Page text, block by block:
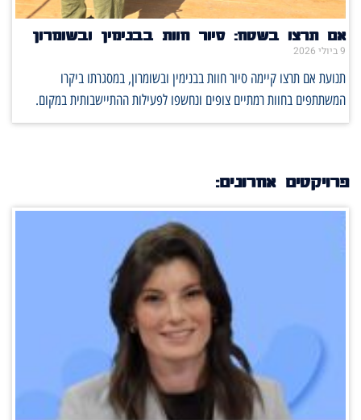
אם תרצו בשטח: סיור חוות בבנימין ובשומרון
תנועת אם תרצו קיימה סיור חוות בבנימין ובשומרון, במסגרתו ביקרו
המשתתפים בחוות רמתיים צופים ונחשפו לפעילות ההתיישבותית במקום.
אחרונים: